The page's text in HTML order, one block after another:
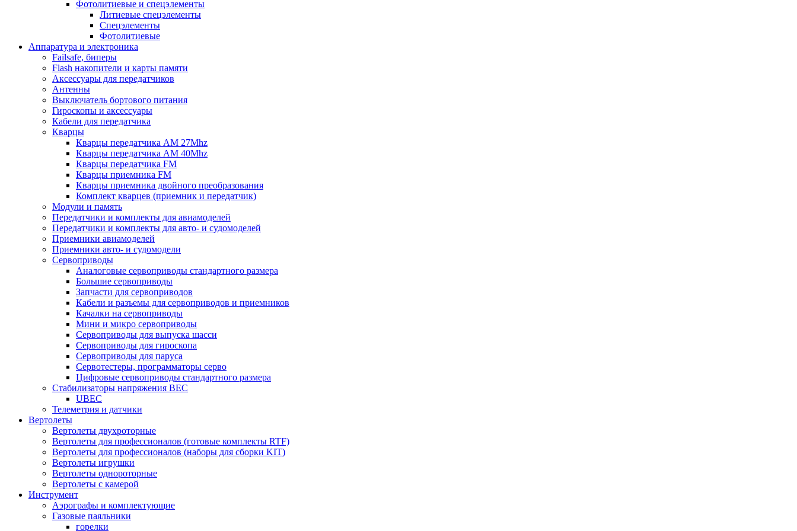
Фотолитиевые и спецэлементы
Литиевые спецэлементы
Спецэлементы
Фотолитиевые
Аппаратура и электроника
Failsafe, биперы
Flash накопители и карты памяти
Аксессуары для передатчиков
Антенны
Выключатель бортового питания
Гироскопы и аксессуары
Кабели для передатчика
Кварцы
Кварцы передатчика AM 27Mhz
Кварцы передатчика AM 40Mhz
Кварцы передатчика FM
Кварцы приемника FM
Кварцы приемника двойного преобразования
Комплект кварцев (приемник и передатчик)
Модули и память
Передатчики и комплекты для авиамоделей
Передатчики и комплекты для авто- и судомоделей
Приемники авиамоделей
Приемники авто- и судомодели
Сервоприводы
Аналоговые сервоприводы стандартного размера
Большие сервоприводы
Запчасти для сервоприводов
Кабели и разъемы для сервоприводов и приемников
Качалки на сервоприводы
Мини и микро сервоприводы
Сервоприводы для выпуска шасси
Сервоприводы для гироскопа
Сервоприводы для паруса
Сервотестеры, программаторы серво
Цифровые сервоприводы стандартного размера
Стабилизаторы напряжения BEC
UBEC
Телеметрия и датчики
Вертолеты
Вертолеты двухроторные
Вертолеты для профессионалов (готовые комплекты RTF)
Вертолеты для профессионалов (наборы для сборки KIT)
Вертолеты игрушки
Вертолеты однороторные
Вертолеты с камерой
Инструмент
Аэрографы и комплектующие
Газовые паяльники
горелки